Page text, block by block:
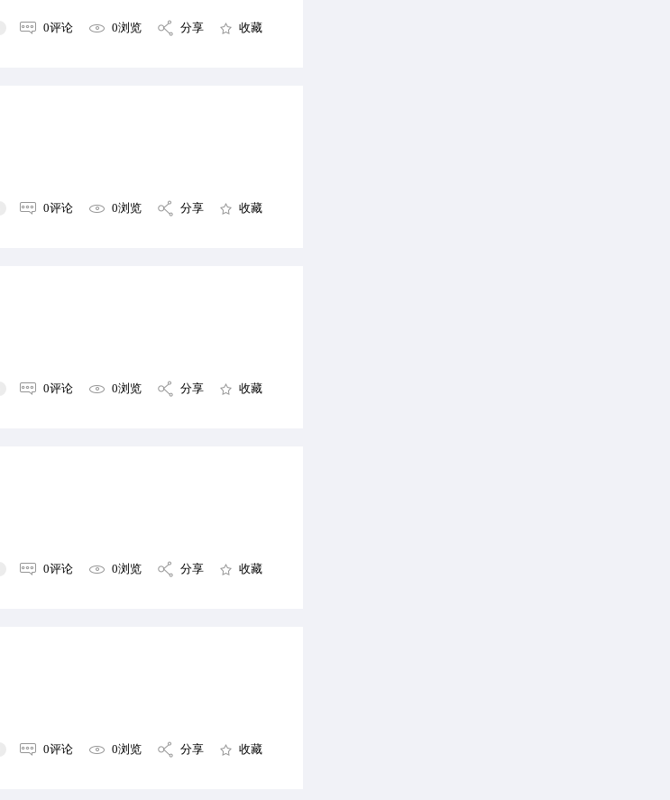
0评论 0浏览 分享 收藏
0评论 0浏览 分享 收藏
0评论 0浏览 分享 收藏
0评论 0浏览 分享 收藏
0评论 0浏览 分享 收藏